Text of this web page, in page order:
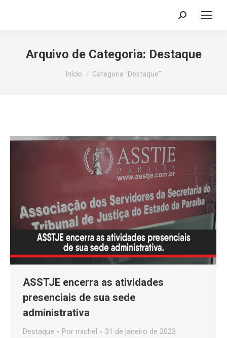
Search:
Arquivo de Categoria: Destaque
Você está aqui:
Início Categoria "Destaque"
ASSTJE encerra as atividades
presenciais de sua sede
administrativa
Destaque Por michel 31 de janeiro de 2023